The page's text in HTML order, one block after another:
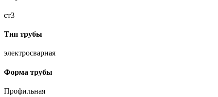
ст3
Тип трубы
электросварная
Форма трубы
Профильная